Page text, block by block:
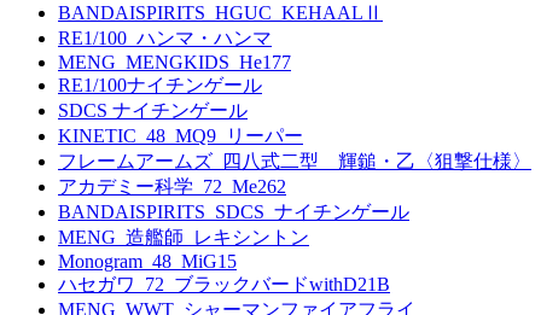
BANDAISPIRITS_HGUC_KEHAALⅡ
RE1/100_ハンマ・ハンマ
MENG_MENGKIDS_He177
RE1/100ナイチンゲール
SDCS ナイチンゲール
KINETIC_48_MQ9_リーパー
フレームアームズ_四八式二型 輝鎚・乙〈狙撃仕様〉
アカデミー科学_72_Me262
BANDAISPIRITS_SDCS_ナイチンゲール
MENG_造艦師_レキシントン
Monogram_48_MiG15
ハセガワ_72_ブラックバードwithD21B
MENG_WWT_シャーマンファイアフライ